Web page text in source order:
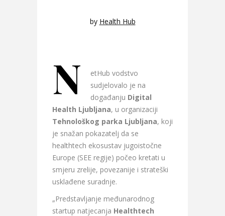
by Health Hub
N
etHub vodstvo
sudjelovalo je na
događanju Digital
Health Ljubljana, u organizaciji
Tehnološkog parka Ljubljana, koji
je snažan pokazatelj da se
healthtech ekosustav jugoistočne
Europe (SEE regije) počeo kretati u
smjeru zrelije, povezanije i strateški
usklađene suradnje.
„Predstavljanje međunarodnog
startup natjecanja Healthtech